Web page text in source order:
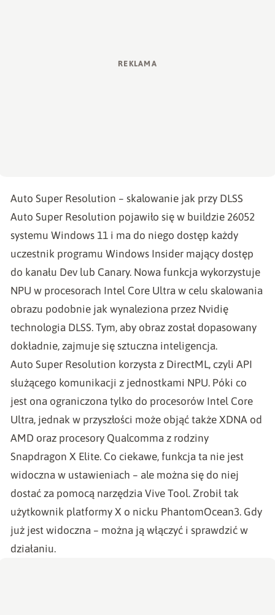
Auto Super Resolution – skalowanie jak przy DLSS
Auto Super Resolution pojawiło się w buildzie 26052
systemu Windows 11 i ma do niego dostęp każdy
uczestnik programu Windows Insider mający dostęp
do kanału Dev lub Canary. Nowa funkcja wykorzystuje
NPU w procesorach Intel Core Ultra w celu skalowania
obrazu podobnie jak wynaleziona przez Nvidię
technologia DLSS. Tym, aby obraz został dopasowany
dokładnie, zajmuje się sztuczna inteligencja.
Auto Super Resolution korzysta z DirectML, czyli API
służącego komunikacji z jednostkami NPU. Póki co
jest ona ograniczona tylko do procesorów Intel Core
Ultra, jednak w przyszłości może objąć także XDNA od
AMD oraz procesory Qualcomma z rodziny
Snapdragon X Elite. Co ciekawe, funkcja ta nie jest
widoczna w ustawieniach – ale można się do niej
dostać za pomocą narzędzia Vive Tool. Zrobił tak
użytkownik platformy X o nicku PhantomOcean3. Gdy
już jest widoczna – można ją włączyć i sprawdzić w
działaniu.